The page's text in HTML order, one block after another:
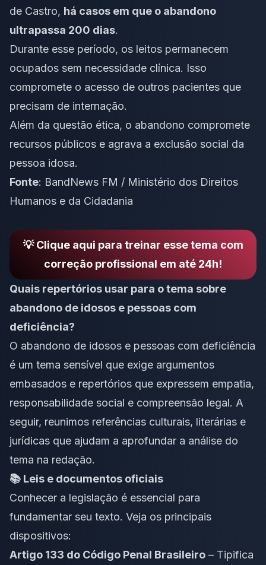
de Castro, há casos em que o abandono
ultrapassa 200 dias.
Durante esse período, os leitos permanecem
ocupados sem necessidade clínica. Isso
compromete o acesso de outros pacientes que
precisam de internação.
Além da questão ética, o abandono compromete
recursos públicos e agrava a exclusão social da
pessoa idosa.
Fonte: BandNews FM / Ministério dos Direitos
Humanos e da Cidadania
💡 Clique aqui para treinar esse tema com
correção profissional em até 24h!
Quais repertórios usar para o tema sobre
abandono de idosos e pessoas com
deficiência?
O abandono de idosos e pessoas com deficiência
é um tema sensível que exige argumentos
embasados e repertórios que expressem empatia,
responsabilidade social e compreensão legal. A
seguir, reunimos referências culturais, literárias e
jurídicas que ajudam a aprofundar a análise do
tema na redação.
📚 Leis e documentos oficiais
Conhecer a legislação é essencial para
fundamentar seu texto. Veja os principais
dispositivos:
Artigo 133 do Código Penal Brasileiro – Tipifica